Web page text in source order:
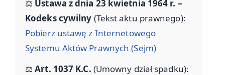
⚖️ Ustawa z dnia 23 kwietnia 1964 r. –
Kodeks cywilny (Tekst aktu prawnego):
Pobierz ustawę z Internetowego
Systemu Aktów Prawnych (Sejm)
⚖️Art. 1037 K.C. (Umowny dział spadku):